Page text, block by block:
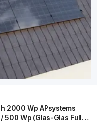
2000 Wp APsystems
500 Wp (Glas-Glas Full